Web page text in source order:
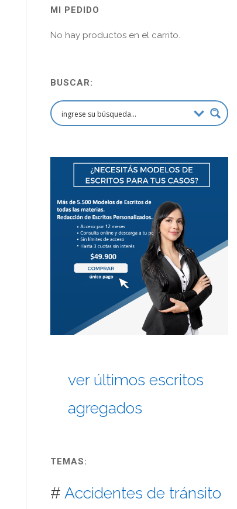
MI PEDIDO
No hay productos en el carrito.
BUSCAR:
ver últimos escritos
agregados
TEMAS:
# Accidentes de tránsito